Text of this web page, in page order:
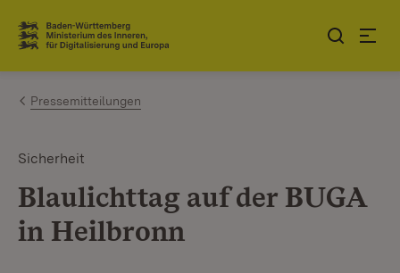
Zum Inhalt springen
Link zur Startseite
Pressemitteilungen
Sicherheit
Blaulichttag auf der BUGA
in Heilbronn